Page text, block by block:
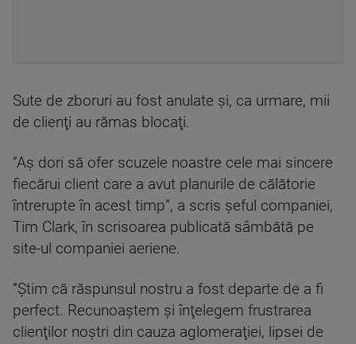
Sute de zboruri au fost anulate şi, ca urmare, mii
de clienţi au rămas blocaţi.
”Aş dori să ofer scuzele noastre cele mai sincere
fiecărui client care a avut planurile de călătorie
întrerupte în acest timp”, a scris şeful companiei,
Tim Clark, în scrisoarea publicată sâmbătă pe
site-ul companiei aeriene.
”Ştim că răspunsul nostru a fost departe de a fi
perfect. Recunoaştem şi înţelegem frustrarea
clienţilor noştri din cauza aglomeraţiei, lipsei de